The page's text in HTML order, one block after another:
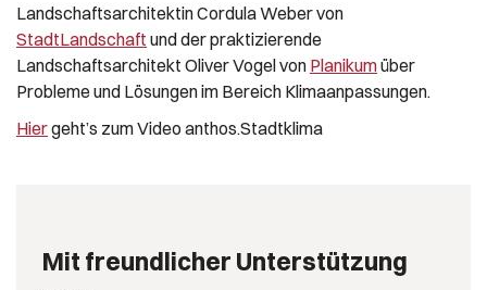
Landschaftsarchitektin Cordula Weber von
StadtLandschaft und der praktizierende
Landschaftsarchitekt Oliver Vogel von Planikumüber
Probleme und Lösungen im Bereich Klimaanpassungen.
Hiergeht’s zum Video anthos.Stadtklima
Mit freundlicher Unterstützung